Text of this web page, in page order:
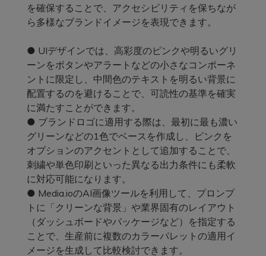
を確保することで、アクセシビリティを保ちなが
ら多様なブランドイメージを表現できます。
● UIデザインでは、高彩度のピンクや明るいグリ
ーンをボタンやアラートなどの小さなコンポーネ
ントに限定し、中間色のテキストを明るい背景に
配置するのを避けることで、可読性の基準を確実
に満たすことができます。
● ブランドロゴに適用する際は、最初に最も濃い
グリーンなどの1色でベースを作成し、ピンクを
オプションのアクセントとして追加することで、
刺繍や単色印刷といった異なる出力条件にも柔軟
に対応可能になります。
● Media.ioのAI画像ツールを利用して、プロンプ
トに「クリーンな背景」や業界固有のレイアウト
（ダッシュボードやパッケージなど）を指定する
ことで、生産前に複数のカラーパレットの適用イ
メージを生成して比較検討できます。